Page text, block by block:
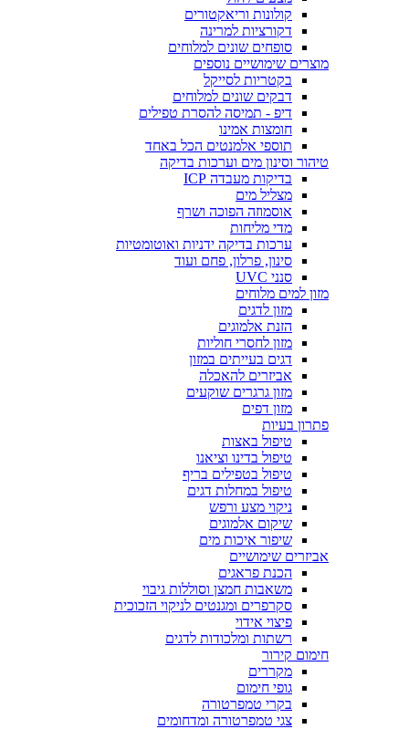
קולונות וריאקטורים
דקורציות למרינה
סופחים שונים למלוחים
מוצרים שימושיים נוספים
בקטריות לסייקל
דבקים שונים למלוחים
דיפ - תמיסה להסרת טפילים
חומצות אמינו
תוספי אלמנטים הכל באחד
טיהור וסינון מים וערכות בדיקה
בדיקות מעבדה ICP
מצליל מים
אוסמוזה הפוכה ושרף
מדי מליחות
ערכות בדיקה ידניות ואוטומטיות
סינון, פרלון, פחם ועוד
סנני UVC
מזון למים מלוחים
מזון לדגים
הזנת אלמוגים
מזון לחסרי חוליות
דגים בעייתים במזון
אביזרים להאכלה
מזון גרגרים שוקעים
מזון דפים
פתרון בעיות
טיפול באצות
טיפול בדינו וציאנו
טיפול בטפילים בריף
טיפול במחלות דגים
ניקוי מצע ורפש
שיקום אלמוגים
שיפור איכות מים
אביזרים שימושיים
הכנת פראגים
משאבות חמצן וסוללות גיבוי
סקרפרים ומגנטים לניקוי הזכוכית
פיצוי אידוי
רשתות ומלכודות לדגים
חימום קירור
מקררים
גופי חימום
בקרי טמפרטורה
צגי טמפרטורה ומדחומים